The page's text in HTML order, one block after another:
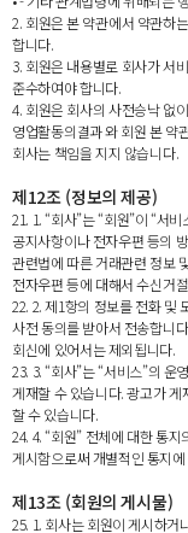
2. 회원은 본 약관에서 약관하
합니다.
3. 회원은 내용별로 회사가 서
준수하여야 합니다.
4. 회원은 회사의 사전승낙 없
영업활동의결과 와 회원 본 약
회사는 책임을 지지 않습니다.
제12조 (정보의 제공)
21. 1. “회사”는 “회원”이 “서
공지사항이나 전자우편 등의
관련법에 따른 거래관련 정보
전자우편 등에 대해서 수신거
22. 2. 제1항의 정보를 전화 및
사전 동의를 받아서 전송합니
회신에 있어서는 제외됩니다.
23. 3. “회사”는 “서비스”의
게재할 수 있습니다. 광고가 게
할 수 있습니다.
24. 4. “회원” 전체에 대한 통
게시함으로써 개별적인 통지
제13조 (회원의 게시물)
25. 1. 회사는 회원이 게시하거